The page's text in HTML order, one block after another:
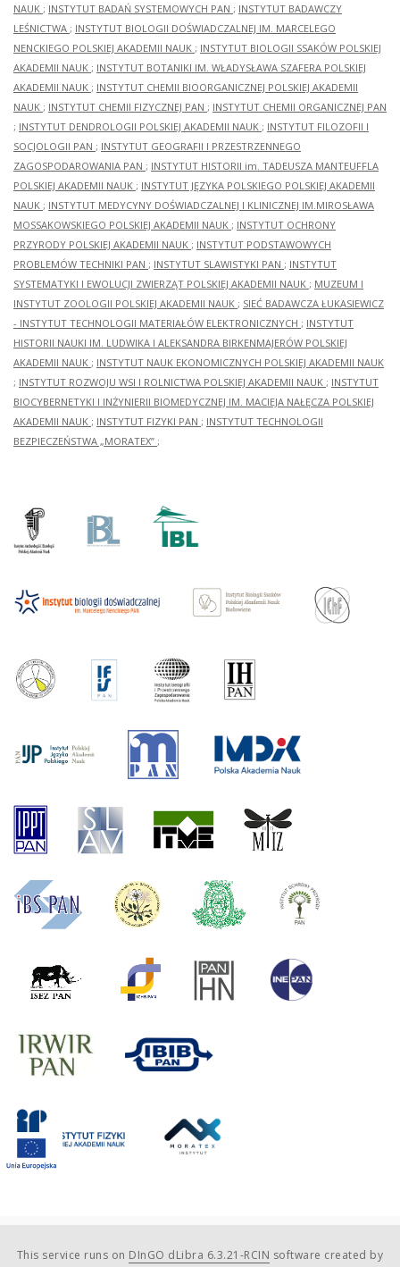
NAUK ; INSTYTUT BADAŃ SYSTEMOWYCH PAN ; INSTYTUT BADAWCZY
LEŚNICTWA ; INSTYTUT BIOLOGII DOŚWIADCZALNEJ IM. MARCELEGO
NENCKIEGO POLSKIEJ AKADEMII NAUK ; INSTYTUT BIOLOGII SSAKÓW POLSKIEJ
AKADEMII NAUK ; INSTYTUT BOTANIKI IM. WŁADYSŁAWA SZAFERA POLSKIEJ
AKADEMII NAUK ; INSTYTUT CHEMII BIOORGANICZNEJ POLSKIEJ AKADEMII
NAUK ; INSTYTUT CHEMII FIZYCZNEJ PAN ; INSTYTUT CHEMII ORGANICZNEJ PAN
; INSTYTUT DENDROLOGII POLSKIEJ AKADEMII NAUK ; INSTYTUT FILOZOFII I
SOCJOLOGII PAN ; INSTYTUT GEOGRAFII I PRZESTRZENNEGO
ZAGOSPODAROWANIA PAN ; INSTYTUT HISTORII im. TADEUSZA MANTEUFFLA
POLSKIEJ AKADEMII NAUK ; INSTYTUT JĘZYKA POLSKIEGO POLSKIEJ AKADEMII
NAUK ; INSTYTUT MEDYCYNY DOŚWIADCZALNEJ I KLINICZNEJ IM.MIROSŁAWA
MOSSAKOWSKIEGO POLSKIEJ AKADEMII NAUK ; INSTYTUT OCHRONY
PRZYRODY POLSKIEJ AKADEMII NAUK ; INSTYTUT PODSTAWOWYCH
PROBLEMÓW TECHNIKI PAN ; INSTYTUT SLAWISTYKI PAN ; INSTYTUT
SYSTEMATYKI I EWOLUCJI ZWIERZĄT POLSKIEJ AKADEMII NAUK ; MUZEUM I
INSTYTUT ZOOLOGII POLSKIEJ AKADEMII NAUK ; SIEĆ BADAWCZA ŁUKASIEWICZ
- INSTYTUT TECHNOLOGII MATERIAŁÓW ELEKTRONICZNYCH ; INSTYTUT
HISTORII NAUKI IM. LUDWIKA I ALEKSANDRA BIRKENMAJERÓW POLSKIEJ
AKADEMII NAUK ; INSTYTUT NAUK EKONOMICZNYCH POLSKIEJ AKADEMII NAUK
; INSTYTUT ROZWOJU WSI I ROLNICTWA POLSKIEJ AKADEMII NAUK ; INSTYTUT
BIOCYBERNETYKI I INŻYNIERII BIOMEDYCZNEJ IM. MACIEJA NAŁĘCZA POLSKIEJ
AKADEMII NAUK ; INSTYTUT FIZYKI PAN ; INSTYTUT TECHNOLOGII
BEZPIECZEŃSTWA „MORATEX” ;
This service runs on DInGO dLibra 6.3.21-RCIN software created by